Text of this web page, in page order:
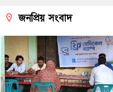
জনপ্রিয় সংবাদ